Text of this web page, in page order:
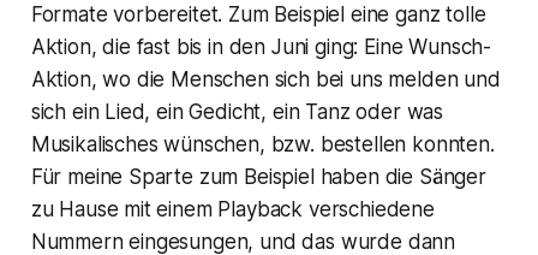
Formate vorbereitet. Zum Beispiel eine ganz tolle
Aktion, die fast bis in den Juni ging: Eine Wunsch-
Aktion, wo die Menschen sich bei uns melden und
sich ein Lied, ein Gedicht, ein Tanz oder was
Musikalisches wünschen, bzw. bestellen konnten.
Für meine Sparte zum Beispiel haben die Sänger
zu Hause mit einem Playback verschiedene
Nummern eingesungen, und das wurde dann